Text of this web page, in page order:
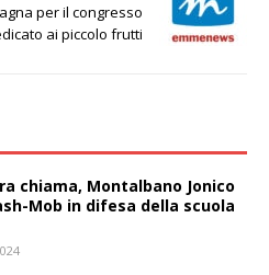
per il congresso
ai piccolo frutti
chiama, Montalbano Jonico
Mob in difesa della scuola